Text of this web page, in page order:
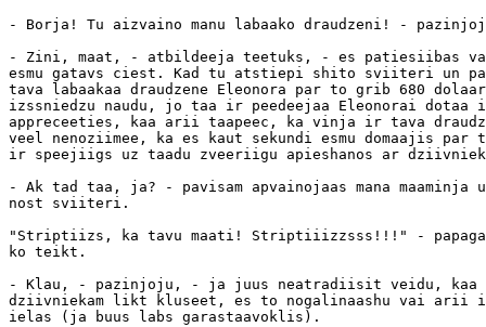
- Borja! Tu aizvaino manu labaako draudzeni! -
- Zini, maat, - atbildeeja teetuks, - es patiesiibas
esmu gatavs ciest. Kad tu atstiepi shito sviiteri un
tava labaakaa draudzene Eleonora par to grib 680
izssniedzu naudu, jo taa ir peedeejaa Eleonorai dotaa
appreceeties, kaa arii taapeec, ka vinja ir tava
veel nenoziimee, ka es kaut sekundi esmu domaajis par
ir speejiigs uz taadu zveeriigu apieshanos ar
- Ak tad taa, ja? - pavisam apvainojaas mana maaminja
nost sviiteri.
"Striptiizs, ka tavu maati! Striptiiizzsss!!!" -
ko teikt.
- Klau, - pazinjoju, - ja juus neatradiisit veidu, kaa
dziivniekam likt kluseet, es to nogalinaashu vai arii
ielas (ja buus labs garastaavoklis).